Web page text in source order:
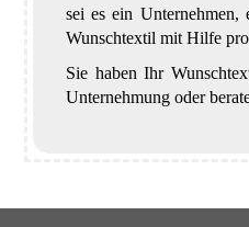
sei es ein Unternehmen,
Wunschtextil mit Hilfe
Sie haben Ihr
Unternehmung oder